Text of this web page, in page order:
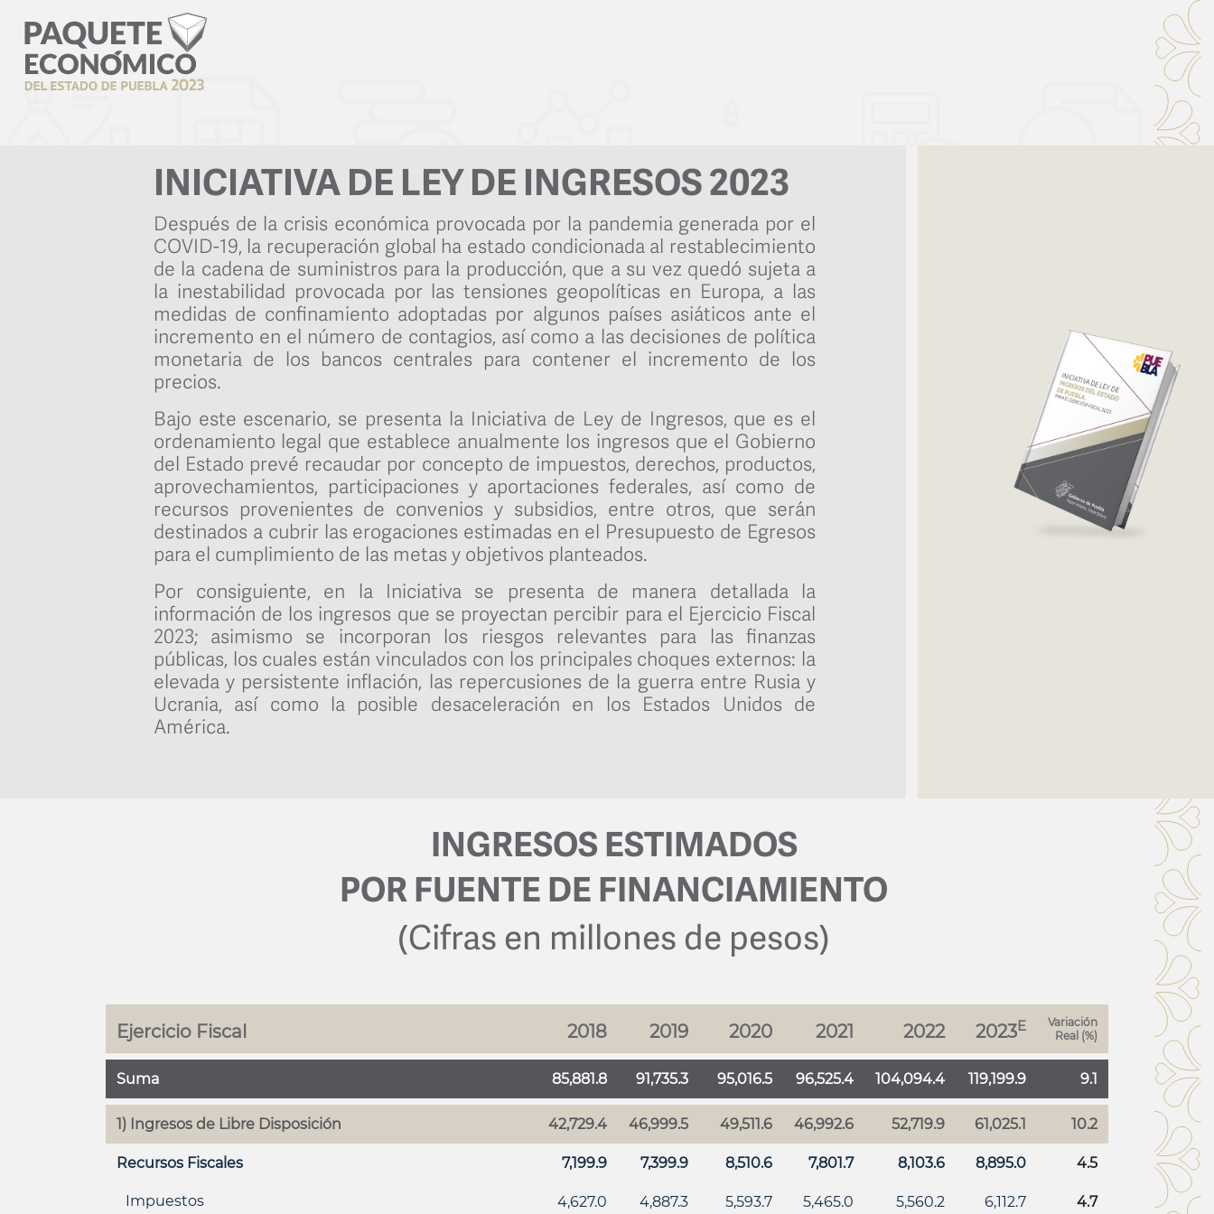
INICIATIVA DE LEY DE INGRESOS 2023
Después de la crisis económica provocada por la pandemia generada por el
COVID-19, la recuperación global ha estado condicionada al restablecimiento
de la cadena de suministros para la producción, que a su vez quedó sujeta a
la inestabilidad provocada por las tensiones geopolíticas en Europa, a las
medidas de confinamiento adoptadas por algunos países asiáticos ante el
incremento en el número de contagios, así como a las decisiones de política
monetaria de los bancos centrales para contener el incremento de los
precios.
Bajo este escenario, se presenta la Iniciativa de Ley de Ingresos, que es el
ordenamiento legal que establece anualmente los ingresos que el Gobierno
del Estado prevé recaudar por concepto de impuestos, derechos, productos,
aprovechamientos, participaciones y aportaciones federales, así como de
recursos provenientes de convenios y subsidios, entre otros, que serán
destinados a cubrir las erogaciones estimadas en el Presupuesto de Egresos
para el cumplimiento de las metas y objetivos planteados.
Por consiguiente, en la Iniciativa se presenta de manera detallada la
información de los ingresos que se proyectan percibir para el Ejercicio Fiscal
2023; asimismo se incorporan los riesgos relevantes para las finanzas
públicas, los cuales están vinculados con los principales choques externos: la
elevada y persistente inflación, las repercusiones de la guerra entre Rusia y
Ucrania, así como la posible desaceleración en los Estados Unidos de
América.
INGRESOS ESTIMADOS
POR FUENTE DE FINANCIAMIENTO
(Cifras en millones de pesos)
Ejercicio Fiscal 2018 2019 2020 2021 2022 2023E
Variación
Real (%)
Suma 85,881.8 91,735.3 95,016.5 96,525.4 104,094.4 119,199.9 9.1
1) Ingresos de Libre Disposición 42,729.4 46,999.5 49,511.6 46,992.6 52,719.9 61,025.1 10.2
Recursos Fiscales 7,199.9 7,399.9 8,510.6 7,801.7 8,103.6 8,895.0 4.5
Impuestos 4,627.0 4,887.3 5,593.7 5,465.0 5,560.2 6,112.7 4.7